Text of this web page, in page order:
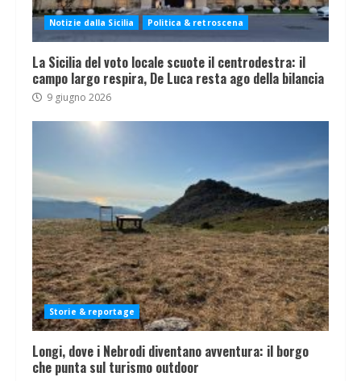
Notizie dalla Sicilia Politica & retroscena
La Sicilia del voto locale scuote il centrodestra: il
campo largo respira, De Luca resta ago della bilancia
9 giugno 2026
Storie & reportage
Longi, dove i Nebrodi diventano avventura: il borgo
che punta sul turismo outdoor